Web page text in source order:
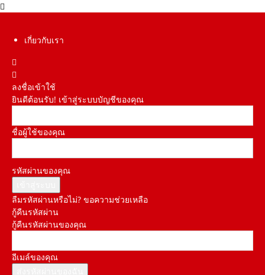
เกี่ยวกับเรา
ลงชื่อเข้าใช้
ยินดีต้อนรับ! เข้าสู่ระบบบัญชีของคุณ
ชื่อผู้ใช้ของคุณ
รหัสผ่านของคุณ
ลืมรหัสผ่านหรือไม่? ขอความช่วยเหลือ
กู้คืนรหัสผ่าน
กู้คืนรหัสผ่านของคุณ
อีเมล์ของคุณ